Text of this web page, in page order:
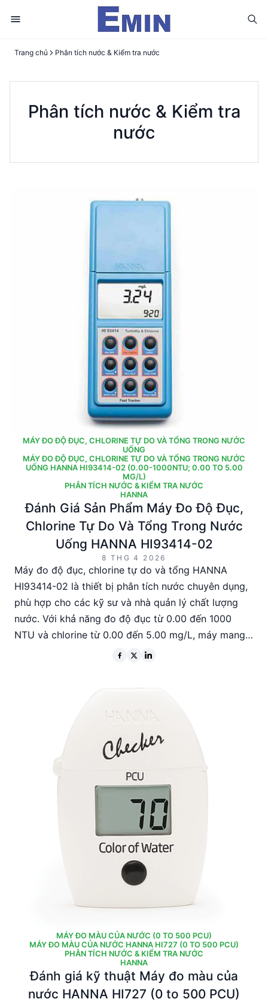
Trang chủ Phân tích nước & Kiểm tra nước
Phân tích nước & Kiểm tra
nước
MÁY ĐO ĐỘ ĐỤC, CHLORINE TỰ DO VÀ TỔNG TRONG NƯỚC
UỐNG
MÁY ĐO ĐỘ ĐỤC, CHLORINE TỰ DO VÀ TỔNG TRONG NƯỚC
UỐNG HANNA HI93414-02 (0.00-1000NTU; 0.00 TO 5.00
MG/L)
PHÂN TÍCH NƯỚC & KIỂM TRA NƯỚC
HANNA
Đánh Giá Sản Phẩm Máy Đo Độ Đục,
Chlorine Tự Do Và Tổng Trong Nước
Uống HANNA HI93414-02
8 THG 4 2026
Máy đo độ đục, chlorine tự do và tổng HANNA
HI93414-02 là thiết bị phân tích nước chuyên dụng,
phù hợp cho các kỹ sư và nhà quản lý chất lượng
nước. Với khả năng đo độ đục từ 0.00 đến 1000
NTU và chlorine từ 0.00 đến 5.00 mg/L, máy mang
lại độ chính xác cao và hiệu chuẩn linh hoạt. Sản
công nghiệp liên quan.
MÁY ĐO MÀU CỦA NƯỚC (0 TO 500 PCU)
MÁY ĐO MÀU CỦA NƯỚC HANNA HI727 (0 TO 500 PCU)
PHÂN TÍCH NƯỚC & KIỂM TRA NƯỚC
HANNA
Đánh giá kỹ thuật Máy đo màu của
nước HANNA HI727 (0 to 500 PCU)